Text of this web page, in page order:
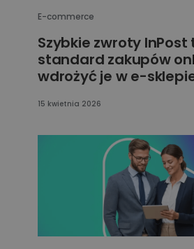
E-commerce
Szybkie zwroty InPost
standard zakupów
wdrożyć je w e-
15 kwietnia 2026